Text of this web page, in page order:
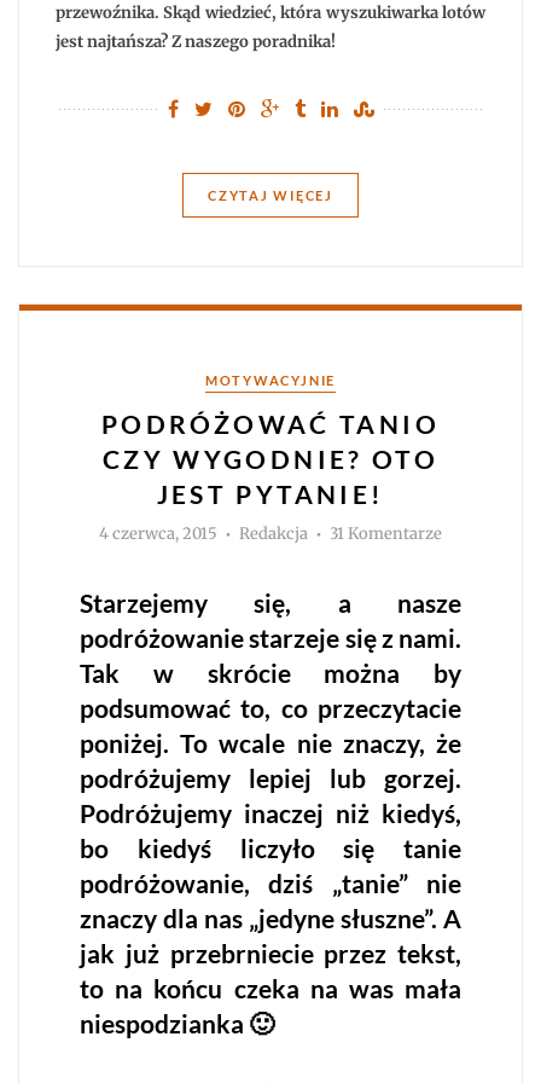
przewoźnika. Skąd wiedzieć, która wyszukiwarka lotów
jest najtańsza? Z naszego poradnika!
CZYTAJ WIĘCEJ
Kategorie
MOTYWACYJNIE
PODRÓŻOWAĆ TANIO
CZY WYGODNIE? OTO
JEST PYTANIE!
4 czerwca, 2015 Autor
Redakcja 31 Komentarzedo
wygodnie?
Oto
jest
pytanie!
Starzejemy się, a nasze
podróżowanie starzeje się z nami.
Tak w skrócie można by
podsumować to, co przeczytacie
poniżej. To wcale nie znaczy, że
podróżujemy lepiej lub gorzej.
Podróżujemy inaczej niż kiedyś,
bo kiedyś liczyło się tanie
podróżowanie, dziś „tanie” nie
znaczy dla nas „jedyne słuszne”. A
jak już przebrniecie przez tekst,
to na końcu czeka na was mała
niespodzianka 🙂